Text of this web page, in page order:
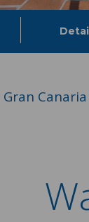
Gran